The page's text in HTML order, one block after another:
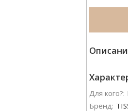
Для кого?:
Бренд: